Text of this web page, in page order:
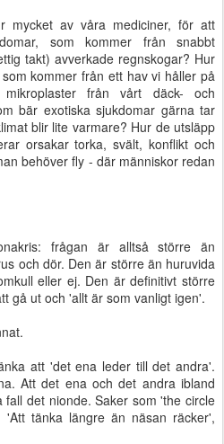
mycket av våra mediciner, för att
som kommer från snabbt
takt) avverkade regnskogar? Hur
kommer från ett hav vi håller på
från vårt däck- och
bär exotiska sjukdomar gärna tar
blir lite varmare? Hur de utsläpp
orsakar torka, svält, konflikt och
behöver fly - där människor redan
frågan är alltså större än
och dör. Den är större än huruvida
eller ej. Den är definitivt större
gå ut och 'allt är som vanligt igen'.
att 'det ena leder till det andra'.
Att det ena och det andra ibland
det nionde. Saker som 'the circle
tänka längre än näsan räcker',